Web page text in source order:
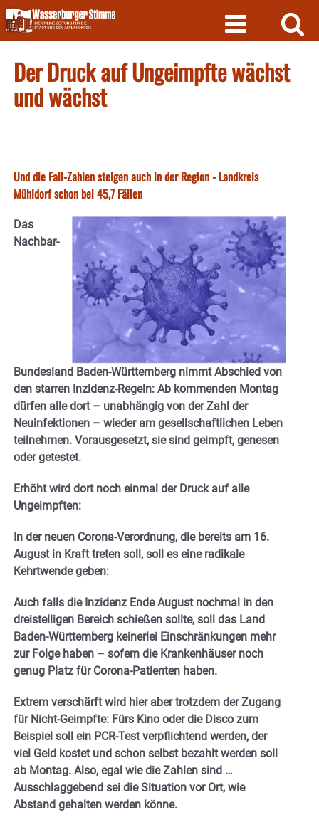
Skip
to
content
Der Druck auf Ungeimpfte wächst
und wächst
Und die Fall-Zahlen steigen auch in der Region - Landkreis
Mühldorf schon bei 45,7 Fällen
Das
Nachbar-
Bundesland Baden-Württemberg nimmt Abschied von
den starren Inzidenz-Regeln: Ab kommenden Montag
dürfen alle dort – unabhängig von der Zahl der
Neuinfektionen – wieder am gesellschaftlichen Leben
teilnehmen. Vorausgesetzt, sie sind geimpft, genesen
oder getestet.
Erhöht wird dort noch einmal der Druck auf alle
Ungeimpften:
In der neuen Corona-Verordnung, die bereits am 16.
August in Kraft treten soll, soll es eine radikale
Kehrtwende geben:
Auch falls die Inzidenz Ende August nochmal in den
dreistelligen Bereich schießen sollte, soll das Land
Baden-Württemberg keinerlei Einschränkungen mehr
zur Folge haben – sofern die Krankenhäuser noch
genug Platz für Corona-Patienten haben.
Extrem verschärft wird hier aber trotzdem der Zugang
für Nicht-Geimpfte: Fürs Kino oder die Disco zum
Beispiel soll ein PCR-Test verpflichtend werden, der
viel Geld kostet und schon selbst bezahlt werden soll
ab Montag. Also, egal wie die Zahlen sind …
Ausschlaggebend sei die Situation vor Ort, wie
Abstand gehalten werden könne.